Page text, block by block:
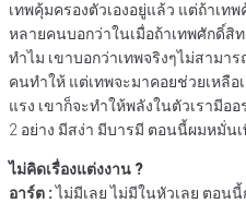
เทพคุ้มครองตัวเองอยู่แล้ว แต่ถ้าเท
หลายคนบอกว่าในเมื่อถ้าเทพศักดิ์สิ
ทำไม เขาบอกว่าเทพจริงๆไม่สามา
คนทำให้ แต่เทพจะมาคอยช่วยเหลือ
แรง เขาก็จะทำให้พลังในตัวเรามีอ
2 อย่าง มีสง่า มีบารมี ตอนนี้ผมหมั่น
ไม่คิดเรื่องแต่งงาน ?
อาร์ต :ไม่มีเลย ไม่มีในหัวเลย ตอนนี้